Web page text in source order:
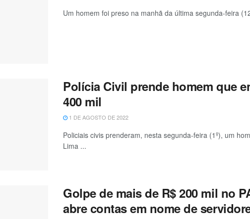
Um homem foi preso na manhã da última segunda-feira
Polícia Civil prende homem que
400 mil
1 DE AGOSTO DE 2022
Policiais civis prenderam, nesta segunda-feira (1º), um
Lima ...
Golpe de mais de R$ 200 mil no
abre contas em nome de